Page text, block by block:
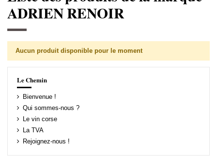
ADRIEN RENOIR
Aucun produit disponible pour le moment
Le Chemin
Bienvenue !
Qui sommes-nous ?
Le vin corse
La TVA
Rejoignez-nous !